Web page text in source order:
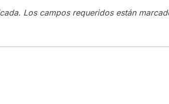
Los campos requeridos están